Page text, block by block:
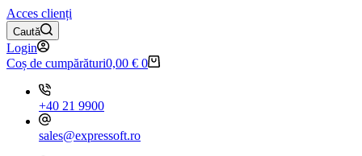
Acces clienți
Caută
Login
Coș de cumpărături0,00 € 0
+40 21 9900
sales@expressoft.ro